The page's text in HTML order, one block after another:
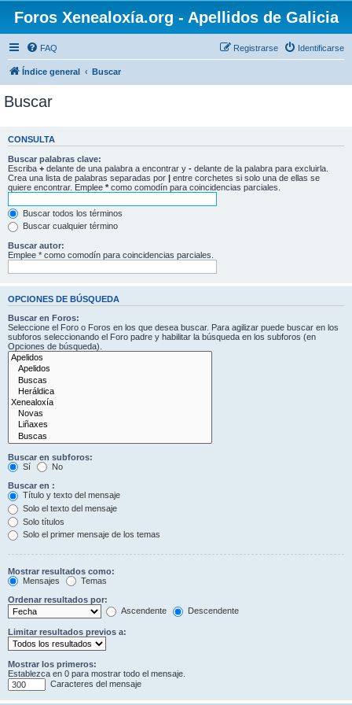
Foros Xenealoxía.org - Apellidos de Galicia
FAQ Identificarse
Registrarse
Índice general Buscar
Buscar
CONSULTA
Buscar palabras clave:
Escriba + delante de una palabra a encontrar y - delante de la palabra para excluirla.
Crea una lista de palabras separadas por | entre corchetes si solo una de ellas se
quiere encontrar. Emplee * como comodín para coincidencias parciales.
Buscar todos los términos
Buscar cualquier término
Buscar autor:
Emplee * como comodín para coincidencias parciales.
OPCIONES DE BÚSQUEDA
Buscar en Foros:
Seleccione el Foro o Foros en los que desea buscar. Para agilizar puede buscar en los
subforos seleccionando el Foro padre y habilitar la búsqueda en los subforos (en
Opciones de búsqueda).
Buscar en subforos:
Sí
No
Buscar en :
Título y texto del mensaje
Solo el texto del mensaje
Solo títulos
Solo el primer mensaje de los temas
Mostrar resultados como:
Mensajes
Temas
Ordenar resultados por:
Ascendente
Descendente
Limitar resultados previos a:
Mostrar los primeros:
Establezca en 0 para mostrar todo el mensaje.
Caracteres del mensaje